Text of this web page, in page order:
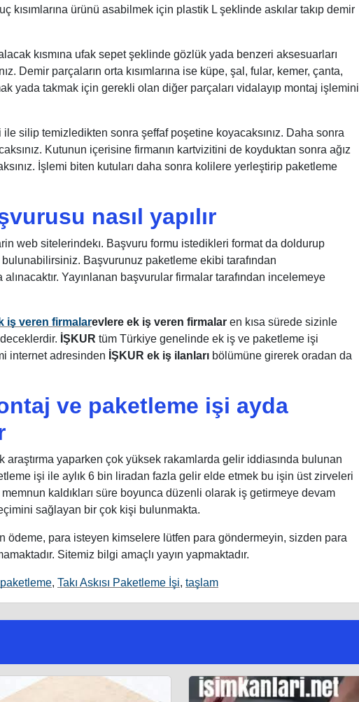
kısımlarına ürünü asabilmek için plastik L şeklinde askılar takıp demir
kısmına ufak sepet şeklinde gözlük yada benzeri aksesuarları
Demir parçaların orta kısımlarına ise küpe, şal, fular, kemer, çanta,
yada takmak için gerekli olan diğer parçaları vidalayıp montaj işlemini
ile silip temizledikten sonra şeffaf poşetine koyacaksınız. Daha sonra
Kutunun içerisine firmanın kartvizitini de koyduktan sonra ağız
İşlemi biten kutuları daha sonra kolilere yerleştirip paketleme
nasıl yapılır
web sitelerindekı. Başvuru formu istedikleri format da doldurup
bulunabilirsiniz. Başvurunuz paketleme ekibi tarafından
Yayınlanan başvurular firmalar tarafından incelemeye
iş veren firmalarevlere ek iş veren firmalar en kısa sürede sizinle
İŞKUR tüm Türkiye genelinde ek iş ve paketleme işi
internet adresinden İŞKUR ek iş ilanları bölümüne girerek oradan da
ve paketleme işi ayda
yaparken çok yüksek rakamlarda gelir iddiasında bulunan
işi ile aylık 6 bin liradan fazla gelir elde etmek bu işin üst zirveleri
kaldıkları süre boyunca düzenli olarak iş getirmeye devam
sağlayan bir çok kişi bulunmakta.
ödeme, para isteyen kimselere lütfen para göndermeyin, sizden para
Sitemiz bilgi amaçlı yayın yapmaktadır.
paketleme, Takı Askısı Paketleme İşi, taşlam